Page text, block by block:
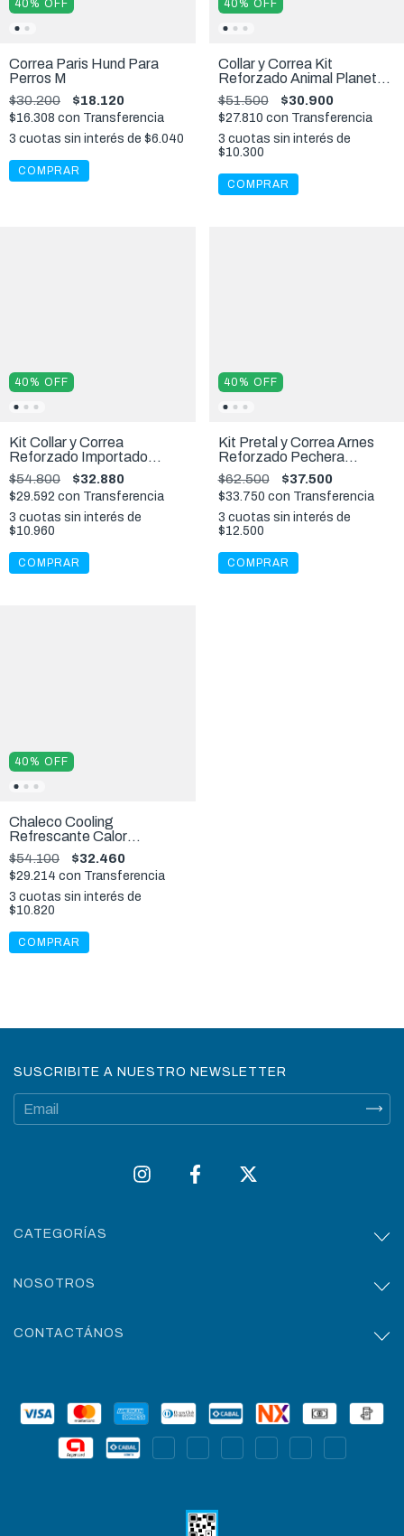
40% OFF
Correa Paris Hund Para
Perros M
$30.200 $18.120
$16.308 con Transferencia
3 cuotas sin interés de $6.040
COMPRAR
40% OFF
Collar y Correa Kit
Reforzado Animal Planet
Importado Perros L
$51.500 $30.900
$27.810 con Transferencia
3 cuotas sin interés de
$10.300
COMPRAR
40% OFF
Kit Collar y Correa
Reforzado Importado
Animal Planet Perros XL
$54.800 $32.880
$29.592 con Transferencia
3 cuotas sin interés de
$10.960
COMPRAR
40% OFF
Kit Pretal y Correa Arnes
Reforzado Pechera
Importado Animal Planet
Perros XL
$62.500 $37.500
$33.750 con Transferencia
3 cuotas sin interés de
$12.500
COMPRAR
40% OFF
Chaleco Cooling
Refrescante Calor
Enfriador Verano XL
$54.100 $32.460
$29.214 con Transferencia
3 cuotas sin interés de
$10.820
COMPRAR
SUSCRIBITE A NUESTRO NEWSLETTER
CATEGORÍAS
NOSOTROS
CONTACTÁNOS